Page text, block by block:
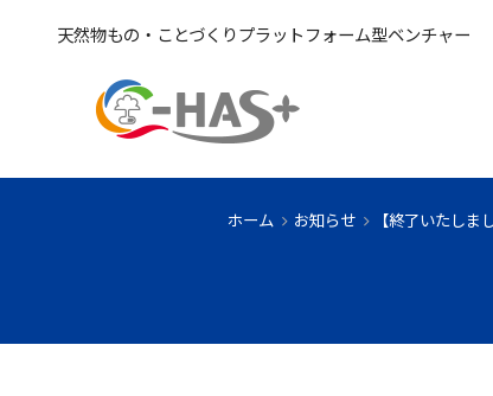
天然物もの・ことづくりプラットフォーム型ベンチャー
ホーム お知らせ 【終了いたし